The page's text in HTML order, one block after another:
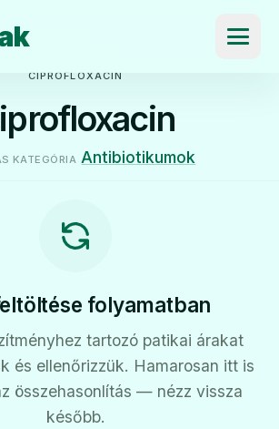
CIPROFLOXACIN
KATEGÓRIA Antibiotikumok
folyamatban
tartozó patikai árakat
és ellenőrizzük. Hamarosan itt is
összehasonlítás — nézz vissza
később.